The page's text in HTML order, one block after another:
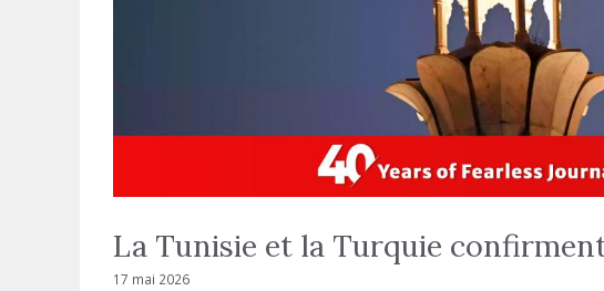
La Tunisie et la Turquie
17 mai 2026